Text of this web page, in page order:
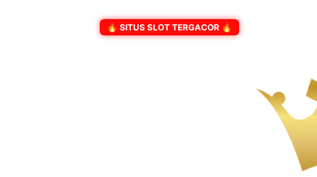
🔥 SITUS SLOT TERGACOR 🔥